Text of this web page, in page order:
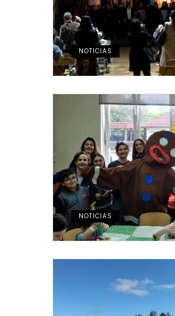
NOTICIAS
NOTICIAS